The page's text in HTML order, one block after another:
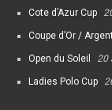
Cote d’Azur Cup
Coupe d’Or /
Open du Soleil 20
Ladies Polo Cup